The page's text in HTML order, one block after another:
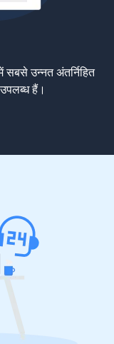
उन्नत अंतर्निहित
हैं।